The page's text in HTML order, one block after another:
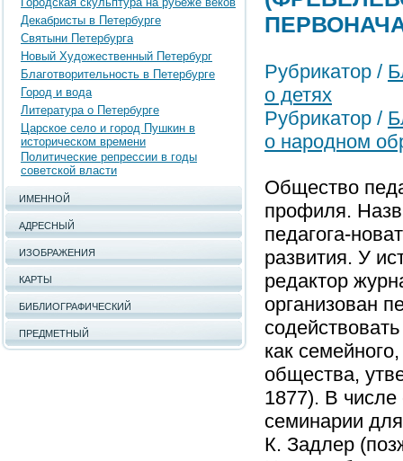
Декабристы в Петербурге
Святыни Петербурга
Новый Художественный Петербург
Благотворительность в Петербурге
Город и вода
Литература о Петербурге
Царское село и город Пушкин в
историческом времени
Политические репрессии в годы
советской власти
ИМЕННОЙ
АДРЕСНЫЙ
ИЗОБРАЖЕНИЯ
КАРТЫ
БИБЛИОГРАФИЧЕСКИЙ
ПРЕДМЕТНЫЙ
Рубрикатор /
о детях
Рубрикатор /
о народном
Общество
профиля.
педагога-
развития. У
редактор
организован
как
общества,
1877). В
семинарии
К. Задлер